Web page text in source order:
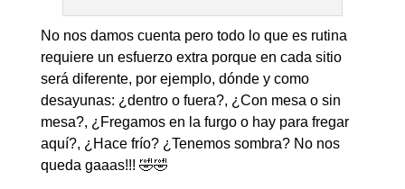
No nos damos cuenta pero todo lo que es rutina
requiere un esfuerzo extra porque en cada sitio
será diferente, por ejemplo, dónde y como
desayunas: ¿dentro o fuera?, ¿Con mesa o sin
mesa?, ¿Fregamos en la furgo o hay para fregar
aquí?, ¿Hace frío? ¿Tenemos sombra? No nos
queda gaaas!!! 🤣🤣